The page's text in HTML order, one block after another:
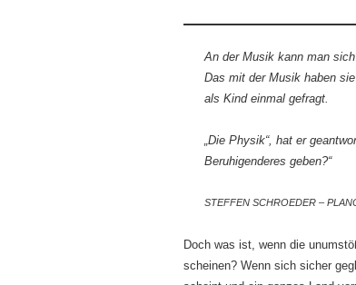
An der Musik kann man
Das mit der Musik haben
als Kind einmal gefragt.
„Die Physik“, hat er
Beruhigenderes geben?“
STEFFEN SCHROEDER –
Doch was ist, wenn die
scheinen? Wenn sich sicher